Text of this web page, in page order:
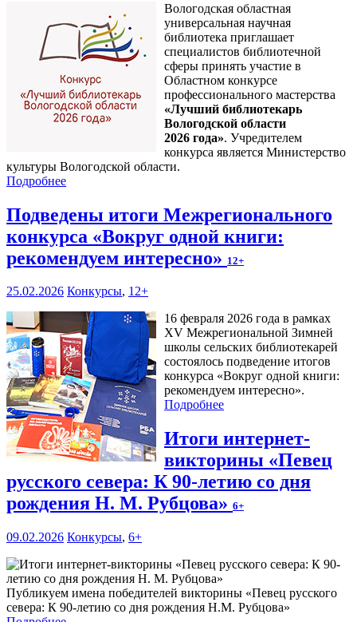
Вологодская областная
универсальная научная
библиотека приглашает
специалистов библиотечной
сферы принять участие в
Областном конкурсе
профессионального мастерства
«Лучший библиотекарь
Вологодской области
2026 года». Учредителем
конкурса является Министерство
культуры Вологодской области.
Подробнее
Подведены итоги Межрегионального
конкурса «Вокруг одной книги:
рекомендуем интересно» 12+
25.02.2026 Конкурсы, 12+
16 февраля 2026 года в рамках
XV Межрегиональной Зимней
школы сельских библиотекарей
состоялось подведение итогов
конкурса «Вокруг одной книги:
рекомендуем интересно».
Подробнее
Итоги интернет-
викторины «Певец
русского севера: К 90-летию со дня
рождения Н. М. Рубцова» 6+
09.02.2026 Конкурсы, 6+
Публикуем имена победителей викторины «Певец русского
севера: К 90-летию со дня рождения Н.М. Рубцова»